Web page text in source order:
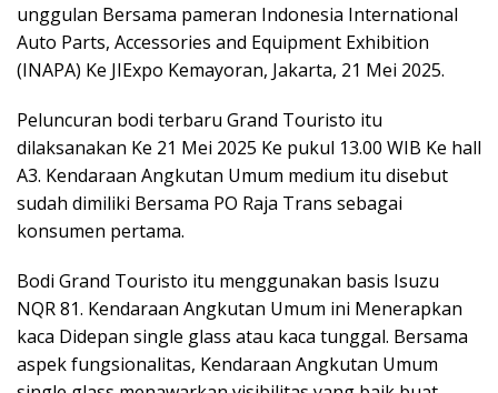
unggulan Bersama pameran Indonesia International
Auto Parts, Accessories and Equipment Exhibition
(INAPA) Ke JIExpo Kemayoran, Jakarta, 21 Mei 2025.
Peluncuran bodi terbaru Grand Touristo itu
dilaksanakan Ke 21 Mei 2025 Ke pukul 13.00 WIB Ke hall
A3. Kendaraan Angkutan Umum medium itu disebut
sudah dimiliki Bersama PO Raja Trans sebagai
konsumen pertama.
Bodi Grand Touristo itu menggunakan basis Isuzu
NQR 81. Kendaraan Angkutan Umum ini Menerapkan
kaca Didepan single glass atau kaca tunggal. Bersama
aspek fungsionalitas, Kendaraan Angkutan Umum